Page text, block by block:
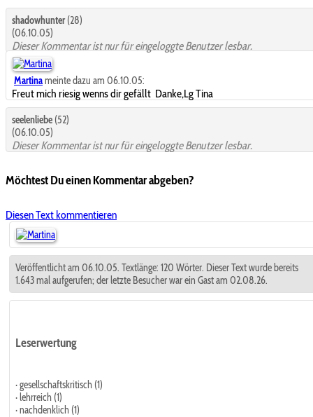
shadowhunter(28)
(06.10.05)
Dieser Kommentar ist nur für eingeloggte Benutzer lesbar.
Martinameinte dazu am 06.10.05:
Freut mich riesig wenns dir gefällt Danke,Lg Tina
seelenliebe (52)
(06.10.05)
Dieser Kommentar ist nur für eingeloggte Benutzer lesbar.
Möchtest Du einen Kommentar abgeben?
Diesen Text kommentieren
Veröffentlicht am 06.10.05. Textlänge: 120 Wörter. Dieser Text wurde bereits
1.643 mal aufgerufen; der letzte Besucher war ein Gast am 02.08.26.
Leserwertung
· gesellschaftskritisch (1)
· lehrreich (1)
· nachdenklich (1)